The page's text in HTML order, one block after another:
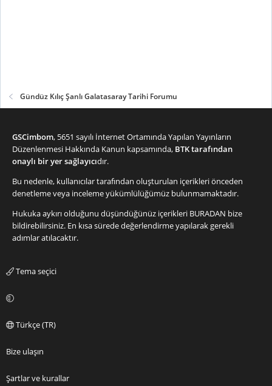
Gündüz Kılıç Şanlı Galatasaray Tarihi Forumu
GSCimbom, 5651 sayılı İnternet Ortamında Yapılan Yayınların
Düzenlenmesi Hakkında Kanun kapsamında, BTK tarafından
onaylı bir yer sağlayıcıdır.
Bu nedenle, kullanıcılar tarafından oluşturulan içerikleri önceden
denetleme veya inceleme yükümlülüğümüz bulunmamaktadır.
Hukuka aykırı olduğunu düşündüğünüz içerikleri BURADAN bize
bildirebilirsiniz. En kısa sürede değerlendirme yapılarak gerekli
adımlar atılacaktır.
Tema seçici
Türkçe (TR)
Bize ulaşın
Şartlar ve kurallar